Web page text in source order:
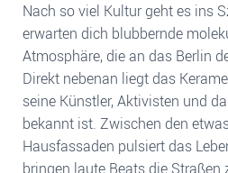
Nach so viel Kultur geht es ins
erwarten dich blubbernde
Atmosphäre, die an das Berlin
Direkt nebenan liegt das
seine Künstler, Aktivisten und
bekannt ist. Zwischen den
Hausfassaden pulsiert das
bringen laute Beats die Straßen